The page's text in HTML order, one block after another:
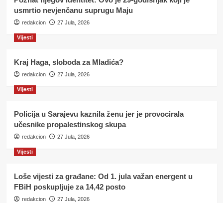
usmrtio nevjenčanu suprugu Maju
redakcion 27 Jula, 2026
Vijesti
Kraj Haga, sloboda za Mladića?
redakcion 27 Jula, 2026
Vijesti
Policija u Sarajevu kaznila ženu jer je provocirala
učesnike propalestinskog skupa
redakcion 27 Jula, 2026
Vijesti
Loše vijesti za građane: Od 1. jula važan energent u
FBiH poskupljuje za 14,42 posto
redakcion 27 Jula, 2026